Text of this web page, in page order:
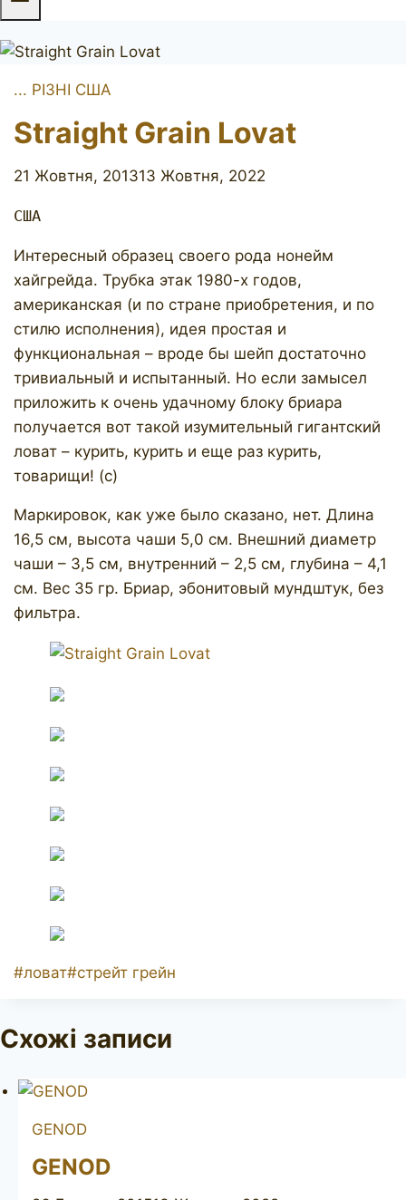
... РІЗНІ США
Straight Grain Lovat
21 Жовтня, 201313 Жовтня, 2022
США
Интересный образец своего рода нонейм
хайгрейда. Трубка этак 1980-х годов,
американская (и по стране приобретения, и по
стилю исполнения), идея простая и
функциональная – вроде бы шейп достаточно
тривиальный и испытанный. Но если замысел
приложить к очень удачному блоку бриара
получается вот такой изумительный гигантский
ловат – курить, курить и еще раз курить,
товарищи! (с)
Маркировок, как уже было сказано, нет. Длина
16,5 см, высота чаши 5,0 см. Внешний диаметр
чаши – 3,5 см, внутренний – 2,5 см, глубина – 4,1
см. Вес 35 гр. Бриар, эбонитовый мундштук, без
фильтра.
Позначки
#ловат#стрейт грейн
Схожі записи
GENOD
GENOD